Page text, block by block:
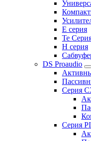
E серия
Te
H серия
DS Proaudio
Серия
Серия